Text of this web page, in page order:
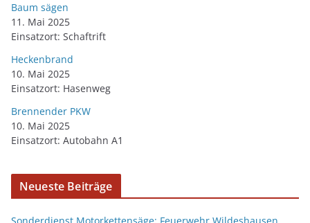
Baum sägen
11. Mai 2025
Einsatzort: Schaftrift
Heckenbrand
10. Mai 2025
Einsatzort: Hasenweg
Brennender PKW
10. Mai 2025
Einsatzort: Autobahn A1
Neueste Beiträge